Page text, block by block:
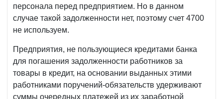
персонала перед предприятием. Но в данном
случае такой задолженности нет, поэтому счет 4700
не используем.
Предприятия, не пользующиеся кредитами банка
для погашения задолженности работников за
товары в кредит, на основании выданных этими
работниками поручений-обязательств удерживают
суммы очередных платежей из их заработной